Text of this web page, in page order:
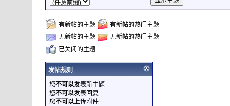
有新帖的主题
有新帖的热门主题
无新帖的主题
无新帖的热门主题
已关闭的主题
发帖规则
您不可以发表新主题
您不可以发表回复
您不可以上传附件